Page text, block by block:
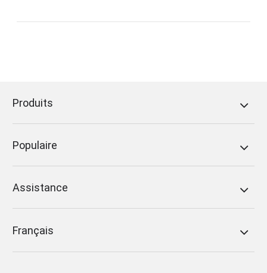
Produits
Populaire
Assistance
Français